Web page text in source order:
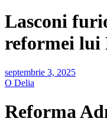
Lasconi
reformei lui
septembrie 3, 2025
O Delia
Reforma